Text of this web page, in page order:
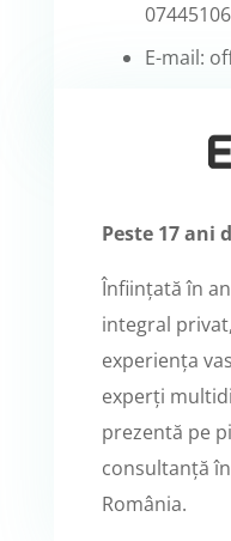
E-mail:
Peste 17 ani
Înființată în
integral
experiența
experți
prezentă pe
consultanță
România.